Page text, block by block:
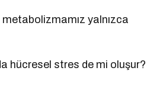
yalnızca
hücresel stres de mi oluşur?